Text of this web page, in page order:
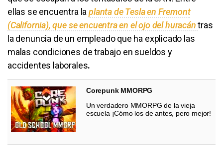
ellas se encuentra laplanta de Tesla en Fremont
(California), que se encuentra en el ojo del huracántras
la denuncia de un empleado que ha explicado las
malas condiciones de trabajo en sueldos y
accidentes laborales.
Corepunk MMORPG
Un verdadero MMORPG de la vieja
escuela ¡Cómo los de antes, pero mejor!